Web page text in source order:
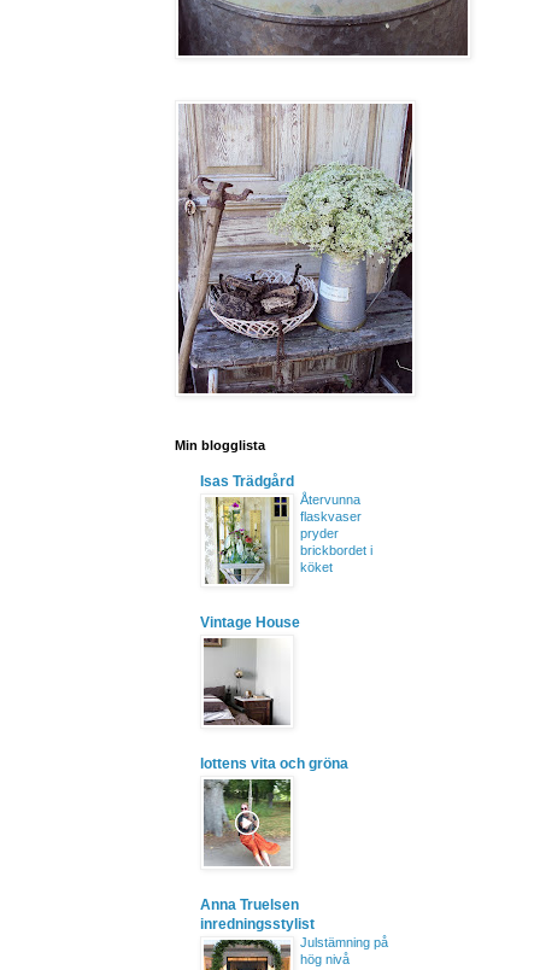
Min blogglista
Isas Trädgård
Återvunna
flaskvaser
pryder
brickbordet i
köket
Vintage House
lottens vita och gröna
Anna Truelsen
inredningsstylist
Julstämning på
hög nivå